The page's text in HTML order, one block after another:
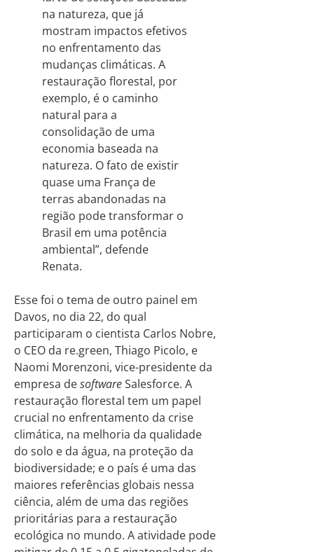
na natureza, que já
mostram impactos efetivos
no enfrentamento das
mudanças climáticas. A
restauração florestal, por
exemplo, é o caminho
natural para a
consolidação de uma
economia baseada na
natureza. O fato de existir
quase uma França de
terras abandonadas na
região pode transformar o
Brasil em uma potência
ambiental”, defende
Renata.
Esse foi o tema de outro painel em
Davos, no dia 22, do qual
participaram o cientista Carlos Nobre,
o CEO da re.green, Thiago Picolo, e
Naomi Morenzoni, vice-presidente da
empresa desoftwareSalesforce. A
restauração florestal tem um papel
crucial no enfrentamento da crise
climática, na melhoria da qualidade
do solo e da água, na proteção da
biodiversidade; e o país é uma das
maiores referências globais nessa
ciência, além de uma das regiões
prioritárias para a restauração
ecológica no mundo. A atividade pode